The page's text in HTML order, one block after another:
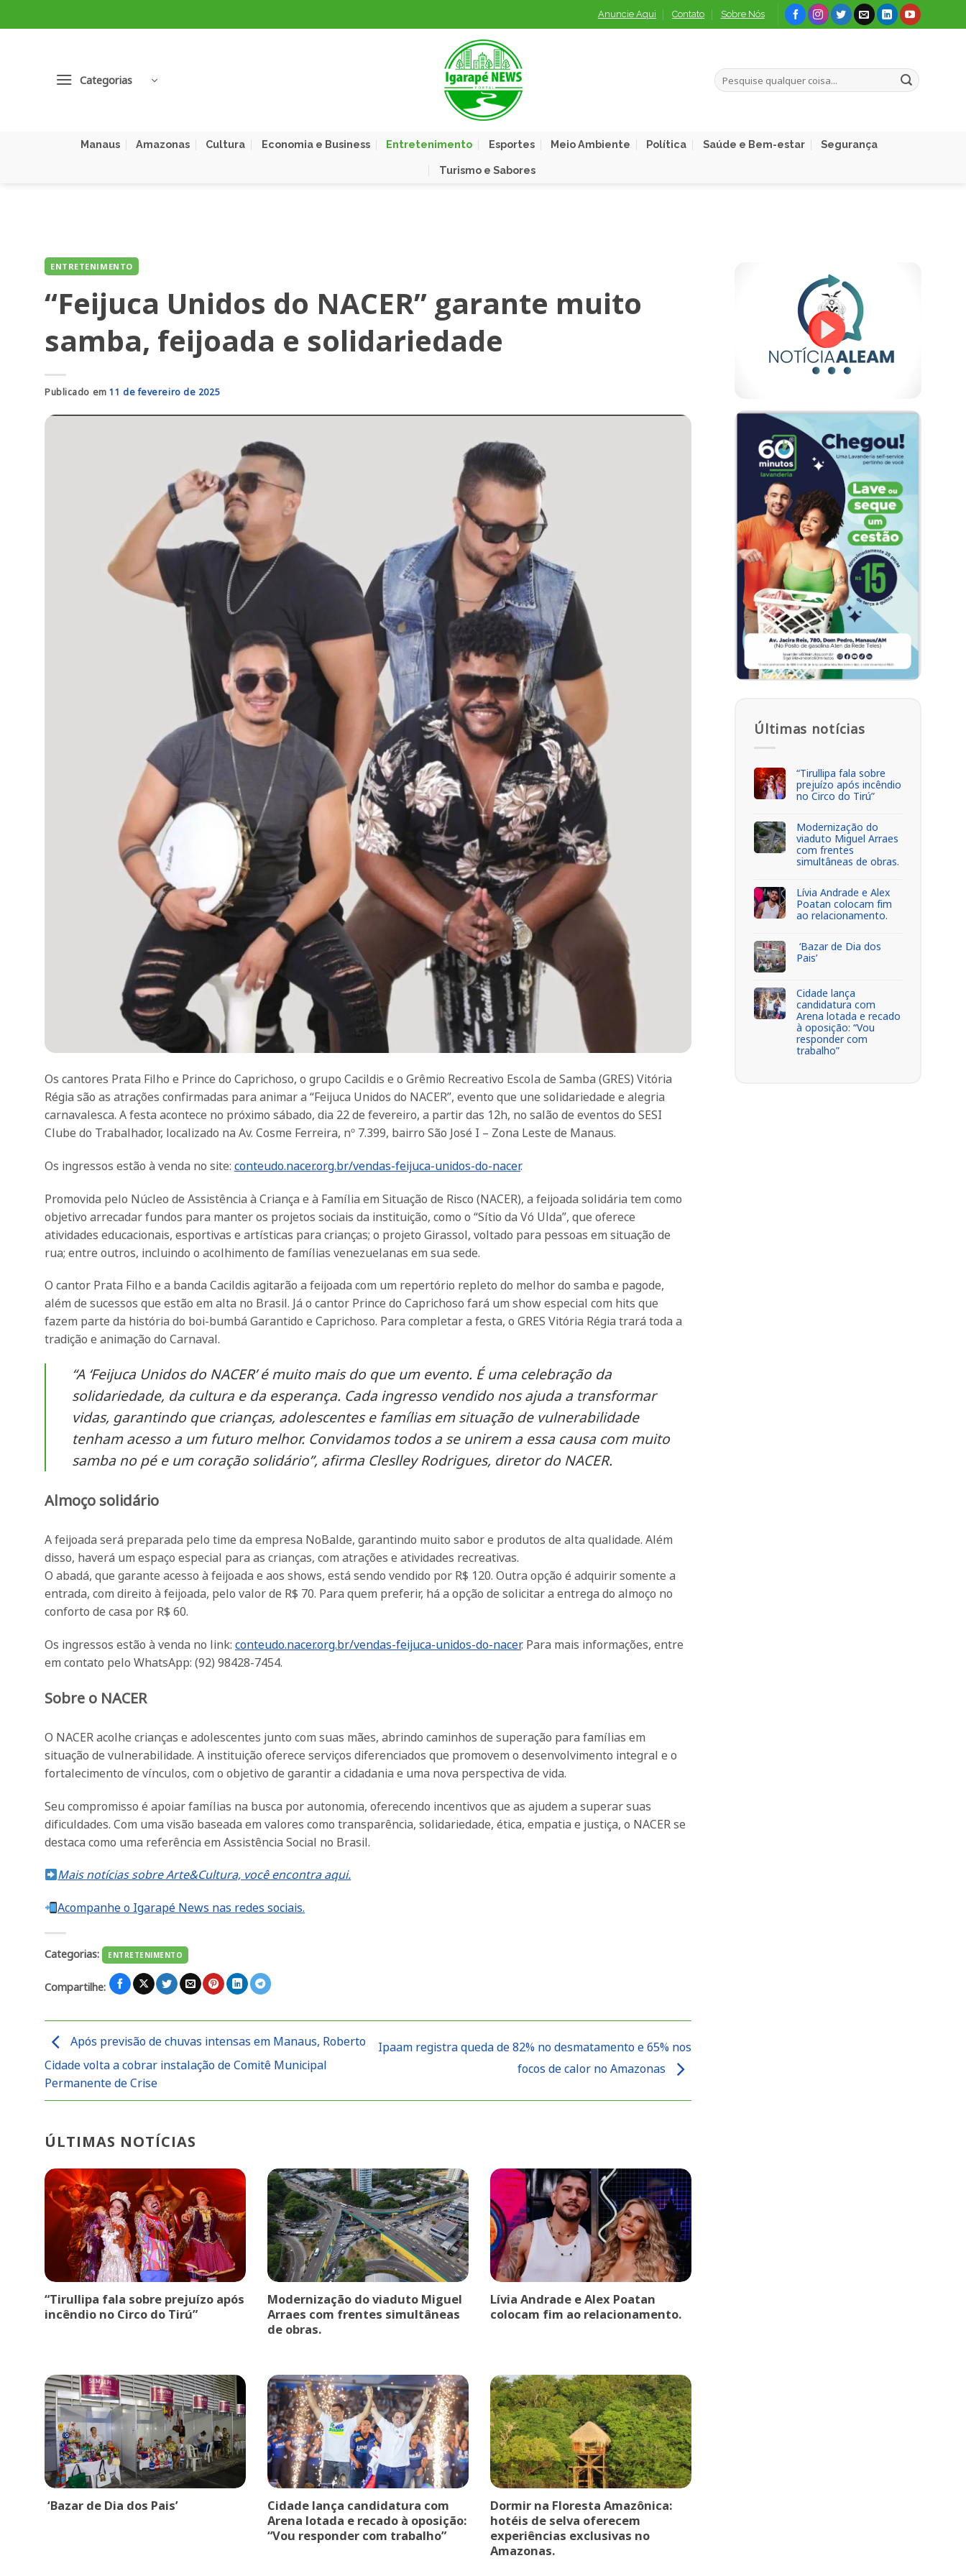
to
Anuncie Aqui Contato Sobre Nós
Categorias
Manaus Amazonas Cultura Economia e Business Entretenimento Esportes Meio Ambiente Política Saúde e Bem-estar Segurança
Turismo e Sabores
ENTRETENIMENTO
“Feijuca Unidos do NACER” garante muito
samba, feijoada e solidariedade
Publicado em11 de fevereiro de 2025
Os cantores Prata Filho e Prince do Caprichoso, o grupo Cacildis e o Grêmio Recreativo Escola de Samba (GRES) Vitória
Régia são as atrações confirmadas para animar a “Feijuca Unidos do NACER”, evento que une solidariedade e alegria
carnavalesca. A festa acontece no próximo sábado, dia 22 de fevereiro, a partir das 12h, no salão de eventos do SESI
Clube do Trabalhador, localizado na Av. Cosme Ferreira, nº 7.399, bairro São José I – Zona Leste de Manaus.
Os ingressos estão à venda no site: conteudo.nacer.org.br/vendas-feijuca-unidos-do-nacer.
Promovida pelo Núcleo de Assistência à Criança e à Família em Situação de Risco (NACER), a feijoada solidária tem como
objetivo arrecadar fundos para manter os projetos sociais da instituição, como o “Sítio da Vó Ulda”, que oferece
atividades educacionais, esportivas e artísticas para crianças; o projeto Girassol, voltado para pessoas em situação de
rua; entre outros, incluindo o acolhimento de famílias venezuelanas em sua sede.
O cantor Prata Filho e a banda Cacildis agitarão a feijoada com um repertório repleto do melhor do samba e pagode,
além de sucessos que estão em alta no Brasil. Já o cantor Prince do Caprichoso fará um show especial com hits que
fazem parte da história do boi-bumbá Garantido e Caprichoso. Para completar a festa, o GRES Vitória Régia trará toda a
tradição e animação do Carnaval.
“A ‘Feijuca Unidos do NACER’ é muito mais do que um evento. É uma celebração da
solidariedade, da cultura e da esperança. Cada ingresso vendido nos ajuda a transformar
vidas, garantindo que crianças, adolescentes e famílias em situação de vulnerabilidade
tenham acesso a um futuro melhor. Convidamos todos a se unirem a essa causa com muito
samba no pé e um coração solidário”, afirma Cleslley Rodrigues, diretor do NACER.
Almoço solidário
A feijoada será preparada pelo time da empresa NoBalde, garantindo muito sabor e produtos de alta qualidade. Além
disso, haverá um espaço especial para as crianças, com atrações e atividades recreativas.
O abadá, que garante acesso à feijoada e aos shows, está sendo vendido por R$ 120. Outra opção é adquirir somente a
entrada, com direito à feijoada, pelo valor de R$ 70. Para quem preferir, há a opção de solicitar a entrega do almoço no
conforto de casa por R$ 60.
Os ingressos estão à venda no link: conteudo.nacer.org.br/vendas-feijuca-unidos-do-nacer. Para mais informações, entre
em contato pelo WhatsApp: (92) 98428-7454.
Sobre o NACER
O NACER acolhe crianças e adolescentes junto com suas mães, abrindo caminhos de superação para famílias em
situação de vulnerabilidade. A instituição oferece serviços diferenciados que promovem o desenvolvimento integral e o
fortalecimento de vínculos, com o objetivo de garantir a cidadania e uma nova perspectiva de vida.
Seu compromisso é apoiar famílias na busca por autonomia, oferecendo incentivos que as ajudem a superar suas
dificuldades. Com uma visão baseada em valores como transparência, solidariedade, ética, empatia e justiça, o NACER se
destaca como uma referência em Assistência Social no Brasil.
Mais notícias sobre Arte&Cultura, você encontra aqui.
Acompanhe o Igarapé News nas redes sociais.
Categorias: ENTRETENIMENTO
Compartilhe:
Após previsão de chuvas intensas em Manaus, Roberto
Cidade volta a cobrar instalação de Comitê Municipal
Permanente de Crise
Ipaam registra queda de 82% no desmatamento e 65% nos
focos de calor no Amazonas
ÚLTIMAS NOTÍCIAS
“Tirullipa fala sobre prejuízo após
incêndio no Circo do Tirú”
Modernização do viaduto Miguel
Arraes com frentes simultâneas
de obras.
Lívia Andrade e Alex Poatan
colocam fim ao relacionamento.
‘Bazar de Dia dos Pais’
Cidade lança candidatura com
Arena lotada e recado à oposição:
“Vou responder com trabalho”
Dormir na Floresta Amazônica:
hotéis de selva oferecem
experiências exclusivas no
Amazonas.
Últimas notícias
“Tirullipa fala sobre
prejuízo após incêndio
no Circo do Tirú”
Modernização do
viaduto Miguel Arraes
com frentes
simultâneas de obras.
Lívia Andrade e Alex
Poatan colocam fim
ao relacionamento.
‘Bazar de Dia dos
Pais’
Cidade lança
candidatura com
Arena lotada e recado
à oposição: “Vou
responder com
trabalho”